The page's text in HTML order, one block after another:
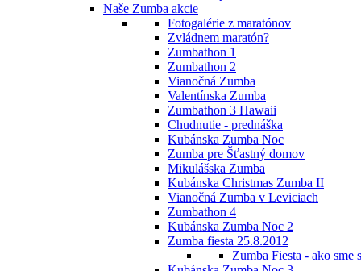
Naše Zumba akcie
Fotogalérie z maratónov
Zvládnem maratón?
Zumbathon 1
Zumbathon 2
Vianočná Zumba
Valentínska Zumba
Zumbathon 3 Hawaii
Chudnutie - prednáška
Kubánska Zumba Noc
Zumba pre Šťastný domov
Mikulášska Zumba
Kubánska Christmas Zumba II
Vianočná Zumba v Leviciach
Zumbathon 4
Kubánska Zumba Noc 2
Zumba fiesta 25.8.2012
Zumba Fiesta - ako sme